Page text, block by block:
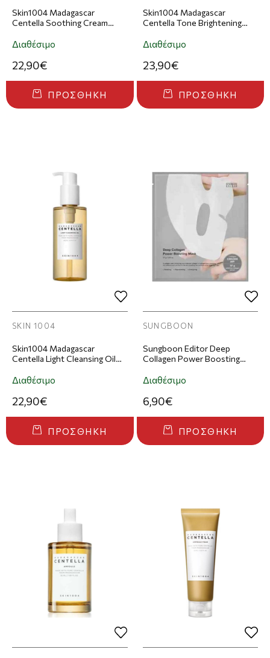
Skin1004 Madagascar
Centella Soothing Cream
Διαθέσιμο
22,90€
ΠΡΟΣΘΉΚΗ
Skin1004 Madagascar
Centella Tone Brightening
Προσώπου 100ml
Διαθέσιμο
23,90€
ΠΡΟΣΘΉΚΗ
SKIN 1004
Skin1004 Madagascar
Centella Light Cleansing Oil
Διαθέσιμο
22,90€
ΠΡΟΣΘΉΚΗ
SUNGBOON
Sungboon Editor Deep
Collagen Power Boosting
Διαθέσιμο
6,90€
ΠΡΟΣΘΉΚΗ